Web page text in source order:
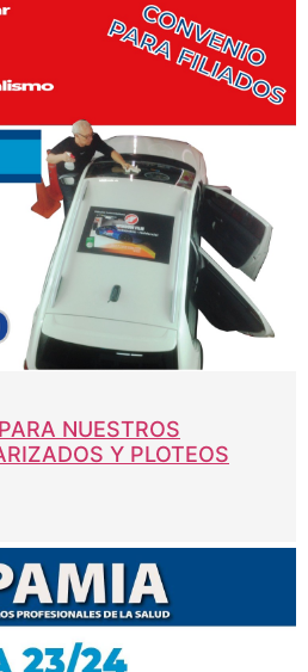
NUESTROS
Y PLOTEOS